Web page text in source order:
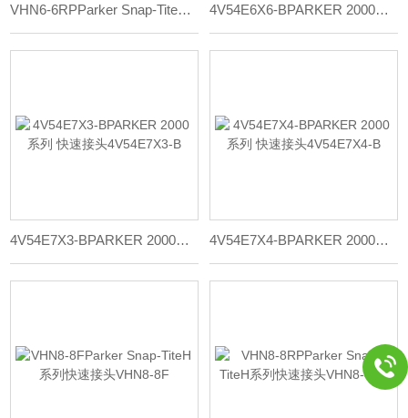
VHN6-6RPParker Snap-TiteH系列快速接头VHN6-6RP 4V54E6X6-BPARKER 2000系列 快速接头4V54E6X6-B
4V54E7X3-BPARKER 2000系列 快速接头4V54E7X3-B 4V54E7X4-BPARKER 2000系列 快速接头4V54E7X4-B